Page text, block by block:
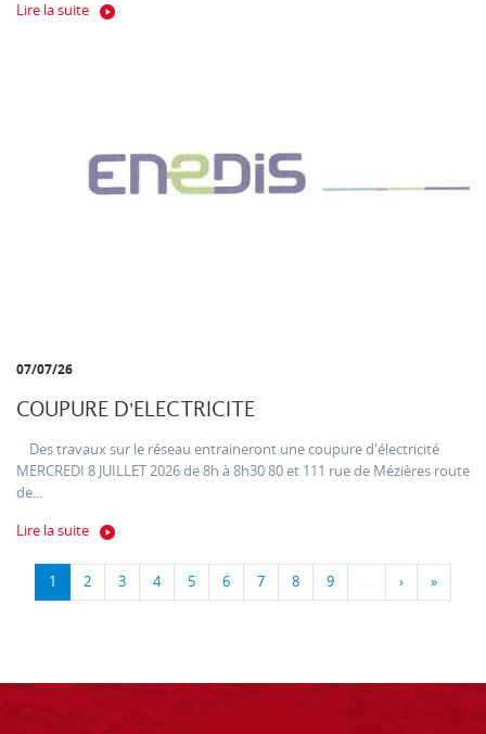
Lire la suite
07/07/26
COUPURE D'ELECTRICITE
Des travaux sur le réseau entraineront une coupure d'électricité
MERCREDI 8 JUILLET 2026 de 8h à 8h30 80 et 111 rue de Mézières route
de...
Lire la suite
1 2 3 4 5 6 7 8 9 … › »